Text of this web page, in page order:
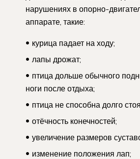
нарушениях в опорно-
аппарате, такие:
курица падает на ходу;
лапы дрожат;
птица дольше обычного
ноги после отдыха;
птица не способна долго
отёчность конечностей;
увеличение размеров
изменение положения лап;